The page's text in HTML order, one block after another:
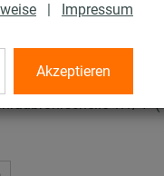
| Impressum
Akzeptieren
4
1.1/4"